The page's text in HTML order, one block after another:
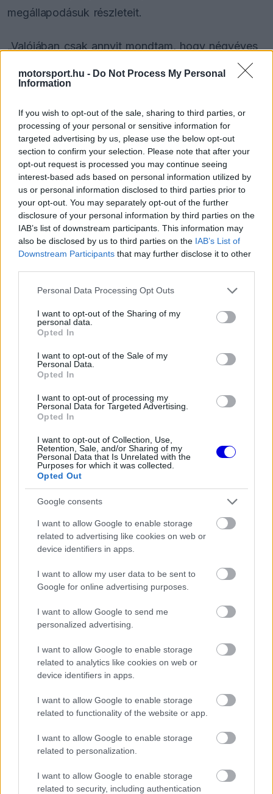
motorsport.hu - Do Not Process My Personal
Information
If you wish to opt-out of the sale, sharing to third parties, or
processing of your personal or sensitive information for
targeted advertising by us, please use the below opt-out
section to confirm your selection. Please note that after your
opt-out request is processed you may continue seeing
interest-based ads based on personal information utilized by
us or personal information disclosed to third parties prior to
your opt-out. You may separately opt-out of the further
disclosure of your personal information by third parties on the
IAB’s list of downstream participants. This information may
also be disclosed by us to third parties on the IAB’s List of
Downstream Participants that may further disclose it to other
Please note that this website/app uses one or more Google
not limited to your visit or usage behaviour. You may click to
grant or deny consent to Google and its third-party tags to
use your data for below specified purposes in below Google
consent section.
Personal Data Processing Opt Outs
I want to opt-out of the Sharing of my
personal data.
Opted In
I want to opt-out of the Sale of my
Personal Data.
Opted In
I want to opt-out of processing my
Personal Data for Targeted Advertising.
Opted In
I want to opt-out of Collection, Use,
Retention, Sale, and/or Sharing of my
Personal Data that Is Unrelated with the
Purposes for which it was collected.
Opted Out
Google consents
I want to allow Google to enable storage
related to advertising like cookies on web or
device identifiers in apps.
I want to allow my user data to be sent to
Google for online advertising purposes.
I want to allow Google to send me
personalized advertising.
I want to allow Google to enable storage
related to analytics like cookies on web or
device identifiers in apps.
I want to allow Google to enable storage
related to functionality of the website or app.
I want to allow Google to enable storage
related to personalization.
I want to allow Google to enable storage
related to security, including authentication
megállapodásuk részleteit.
„Valójában csak annyit mondtam, hogy négyéves
mindkét fél távozhat, ráadásul maga Carlos Sainz
következő szezonra van itt, ő így látja ezt” –
mondta James Vowles.
Video
Player
is
loading.
This
is
a
modal
The media could not be loaded, either because
the server or network failed or because the format
is not supported.
Ez a korábban elsikkadt nyilatkozat most egy
hatalmas dominóeffektus kiindulópontja lehet,
ugyanis a nemzetközi sajtóban egyre erősebben
tartja magát az a forgatókönyv, amely szerint
Oscar Piastri hamarosan istállót válthat.
EZEKET IS AJÁNLJUK
FORMA-1
Meggondolta magát a McLaren
kapcsolatban
FORMA-1
Súlyos eurómilliókért hallgat a Red
Bull legendás szakembere
A Honda egészen a téli tesztekig
azt hitte, hogy minden rendben
van
célkeresztjébe került az ausztrál pilóta, aki a
lehetséges utódjaként érkezhetne a Milton